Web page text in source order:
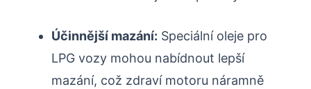
Účinnější mazání: Speciální oleje pro
LPG vozy mohou nabídnout lepší
mazání, což zdraví motoru náramně